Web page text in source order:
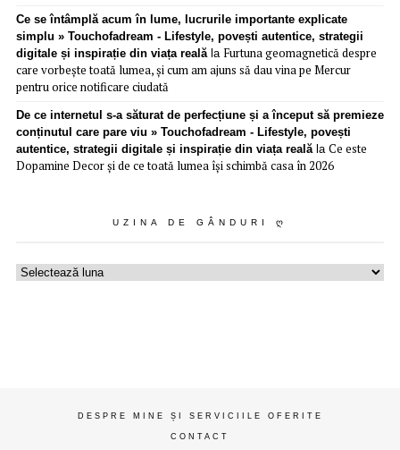
Ce se întâmplă acum în lume, lucrurile importante explicate
simplu » Touchofadream - Lifestyle, povești autentice, strategii
digitale și inspirație din viața realăla Furtuna geomagnetică despre
care vorbește toată lumea, și cum am ajuns să dau vina pe Mercur
pentru orice notificare ciudată
De ce internetul s-a săturat de perfecțiune și a început să premieze
conținutul care pare viu » Touchofadream - Lifestyle, povești
autentice, strategii digitale și inspirație din viața realăla Ce este
Dopamine Decor și de ce toată lumea își schimbă casa în 2026
UZINA DE GÂNDURI Ღ
Uzina
DESPRE MINE ȘI SERVICIILE OFERITE
CONTACT